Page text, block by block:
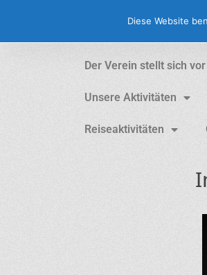
Der Verein stellt sich vor
Unsere Aktivitäten
Reiseaktivitäten
Diese Website